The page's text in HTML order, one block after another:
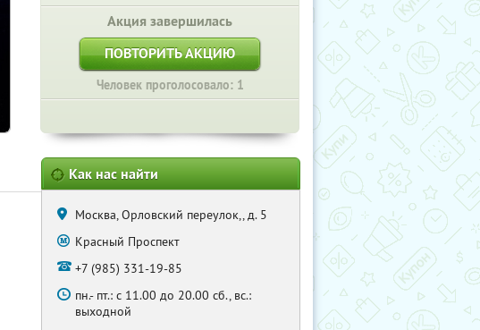
Акция завершилась
ПОВТОРИТЬ АКЦИЮ
Человек проголосовало: 1
Как нас найти
Москва, Орловский переулок,, д. 5
Красный Проспект
+7 (985) 331-19-85
пн.- пт.: с 11.00 до 20.00 сб., вс.:
выходной